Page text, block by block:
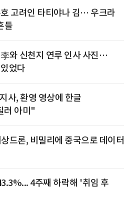
고려인 타티야나 김… 우크라
들
와 신천지 연루 인사 사진…
었다
사, 환영 영상에 한글
러 아미"
드론, 비밀리에 중국으로 데이터
4주째 하락해 '취임 후